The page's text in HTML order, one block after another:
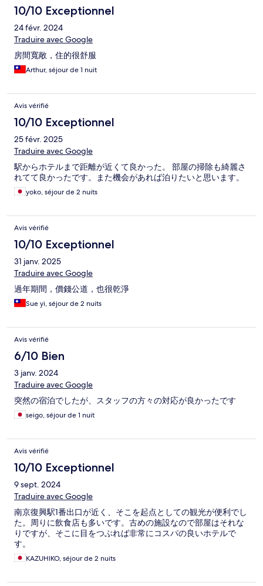
10/10 Exceptionnel
24 févr. 2024
Traduire avec Google
房間寬敞，住的很舒服
Arthur, séjour de 1 nuit
Avis vérifié
10/10 Exceptionnel
25 févr. 2025
Traduire avec Google
駅からホテルまで距離が近くて良かった。 部屋の掃除も綺麗さ
れてて良かったです。また機会があれば泊りたいと思います。
yoko, séjour de 2 nuits
Avis vérifié
10/10 Exceptionnel
31 janv. 2025
Traduire avec Google
過年期間，價錢公道，也很乾淨
Sue yi, séjour de 2 nuits
Avis vérifié
6/10 Bien
3 janv. 2024
Traduire avec Google
突然の宿泊でしたが、スタッフの方々の対応が良かったです
seigo, séjour de 1 nuit
Avis vérifié
10/10 Exceptionnel
9 sept. 2024
Traduire avec Google
南京復興駅1番出口が近く、そこを起点としての観光が便利でし
た。周りに飲食店も多いです。古めの施設なので部屋はそれな
りですが、そこに目をつぶれば非常にコスパの良いホテルで
す。
KAZUHIKO, séjour de 2 nuits